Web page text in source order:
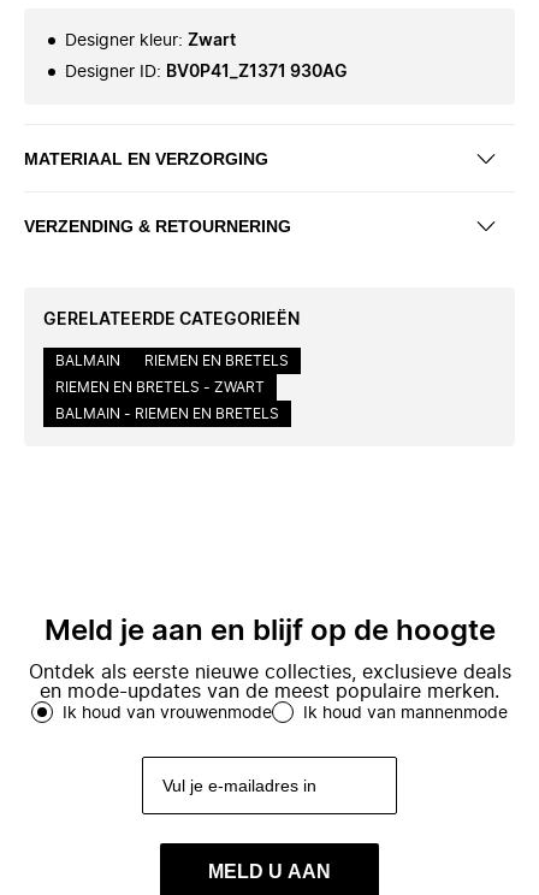
Designer kleur: Zwart
Designer ID: BV0P41_Z1371 930AG
MATERIAAL EN VERZORGING
VERZENDING & RETOURNERING
GERELATEERDE CATEGORIEËN
BALMAIN
RIEMEN EN BRETELS
RIEMEN EN BRETELS - ZWART
BALMAIN - RIEMEN EN BRETELS
Meld je aan en blijf op de hoogte
Ontdek als eerste nieuwe collecties, exclusieve deals
en mode-updates van de meest populaire merken.
Ik houd van vrouwenmode Ik houd van mannenmode
MELD U AAN